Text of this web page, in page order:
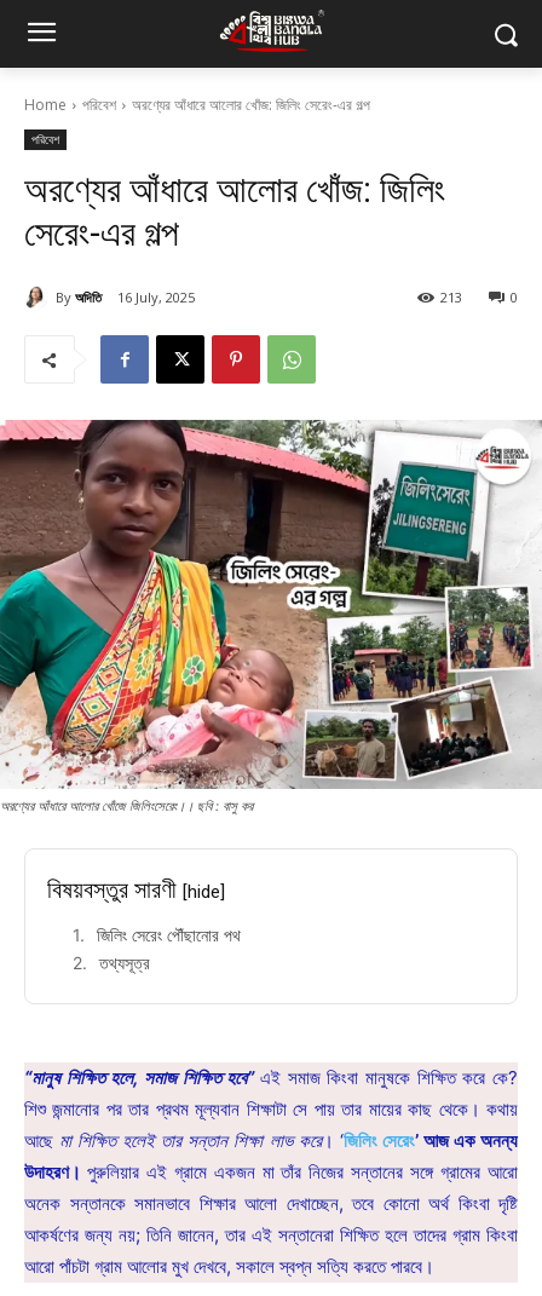
Home পরিবেশ অরণ্যের আঁধারে আলোর খোঁজ: জিলিং সেরেং-এর গল্প
পরিবেশ
অরণ্যের আঁধারে আলোর খোঁজ: জিলিং
সেরেং-এর গল্প
By অদিতি 16 July, 2025 0
213
অরণ্যের আঁধারে আলোর খোঁজে জিলিংসেরেং।। ছবি : বাসু কর
বিষয়বস্তুর সারণী [hide]
জিলিং সেরেং পৌঁছানোর পথ
তথ্যসূত্র
“মানুষ শিক্ষিত হলে, সমাজ শিক্ষিত হবে” এই সমাজ কিংবা মানুষকে শিক্ষিত করে কে?
শিশু জন্মানোর পর তার প্রথম মূল্যবান শিক্ষাটা সে পায় তার মায়ের কাছ থেকে। কথায়
আছে মা শিক্ষিত হলেই তার সন্তান শিক্ষা লাভ করে। ‘জিলিং সেরেং’ আজ এক অনন্য
উদাহরণ। পুরুলিয়ার এই গ্রামে একজন মা তাঁর নিজের সন্তানের সঙ্গে গ্রামের আরো
অনেক সন্তানকে সমানভাবে শিক্ষার আলো দেখাচ্ছেন, তবে কোনো অর্থ কিংবা দৃষ্টি
আকর্ষণের জন্য নয়; তিনি জানেন, তার এই সন্তানেরা শিক্ষিত হলে তাদের গ্রাম কিংবা
আরো পাঁচটা গ্রাম আলোর মুখ দেখবে, সকালে স্বপ্ন সত্যি করতে পারবে।